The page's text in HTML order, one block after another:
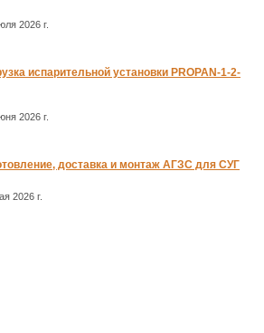
2026 г.
испарительной установки PROPAN-1-2-
2026 г.
доставка и монтаж АГЗС для СУГ
2026 г.